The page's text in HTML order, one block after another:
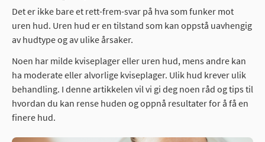
Det er ikke bare et rett-frem-svar på hva som funker mot
uren hud. Uren hud er en tilstand som kan oppstå uavhengig
av hudtype og av ulike årsaker.
Noen har milde kviseplager eller uren hud, mens andre kan
ha moderate eller alvorlige kviseplager. Ulik hud krever ulik
behandling. I denne artikkelen vil vi gi deg noen råd og tips til
hvordan du kan rense huden og oppnå resultater for å få en
finere hud.